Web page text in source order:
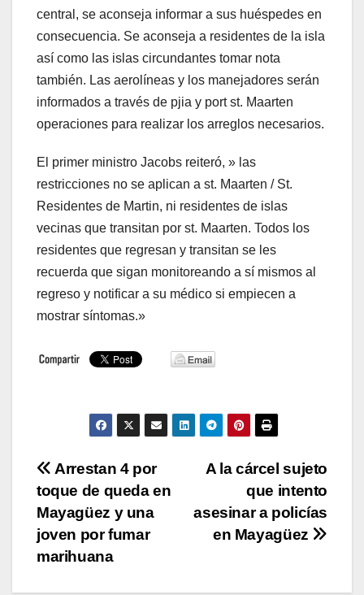
central, se aconseja informar a sus huéspedes en
consecuencia. Se aconseja a residentes de la isla
así como las islas circundantes tomar nota
también. Las aerolíneas y los manejadores serán
informados a través de pjia y port st. Maarten
operaciones para realizar los arreglos necesarios.
El primer ministro Jacobs reiteró, » las
restricciones no se aplican a st. Maarten / St.
Residentes de Martin, ni residentes de islas
vecinas que transitan por st. Maarten. Todos los
residentes que regresan y transitan se les
recuerda que sigan monitoreando a sí mismos al
regreso y notificar a su médico si empiecen a
mostrar síntomas.»
Navegación
de
entradas
A la cárcel sujeto
que intento
asesinar a policías
en Mayagüez
Arrestan 4 por
toque de queda en
Mayagüez y una
joven por fumar
marihuana